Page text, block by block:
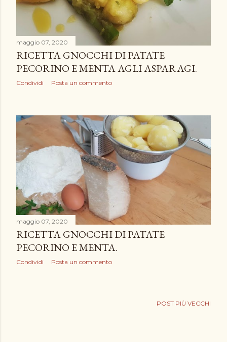
maggio 07, 2020
RICETTA GNOCCHI DI PATATE
PECORINO E MENTA AGLI ASPARAGI.
Condividi Posta un commento
maggio 07, 2020
RICETTA GNOCCHI DI PATATE
PECORINO E MENTA.
Condividi Posta un commento
POST PIÙ VECCHI